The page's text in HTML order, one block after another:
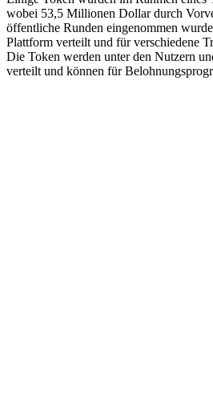
wobei 53,5 Millionen Dollar durch
öffentliche Runden eingenommen
Plattform verteilt und für verschiedene
Die Token werden unter den Nutzern
verteilt und können für